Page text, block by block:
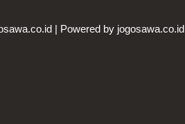
| Powered by jogosawa.co.id